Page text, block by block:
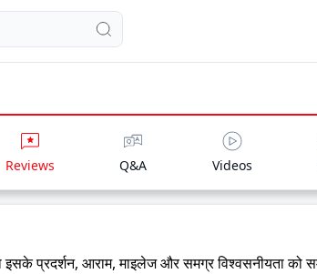
Reviews Q&A Videos
प्रदर्शन, आराम, माइलेज और समग्र विश्वसनीयता को